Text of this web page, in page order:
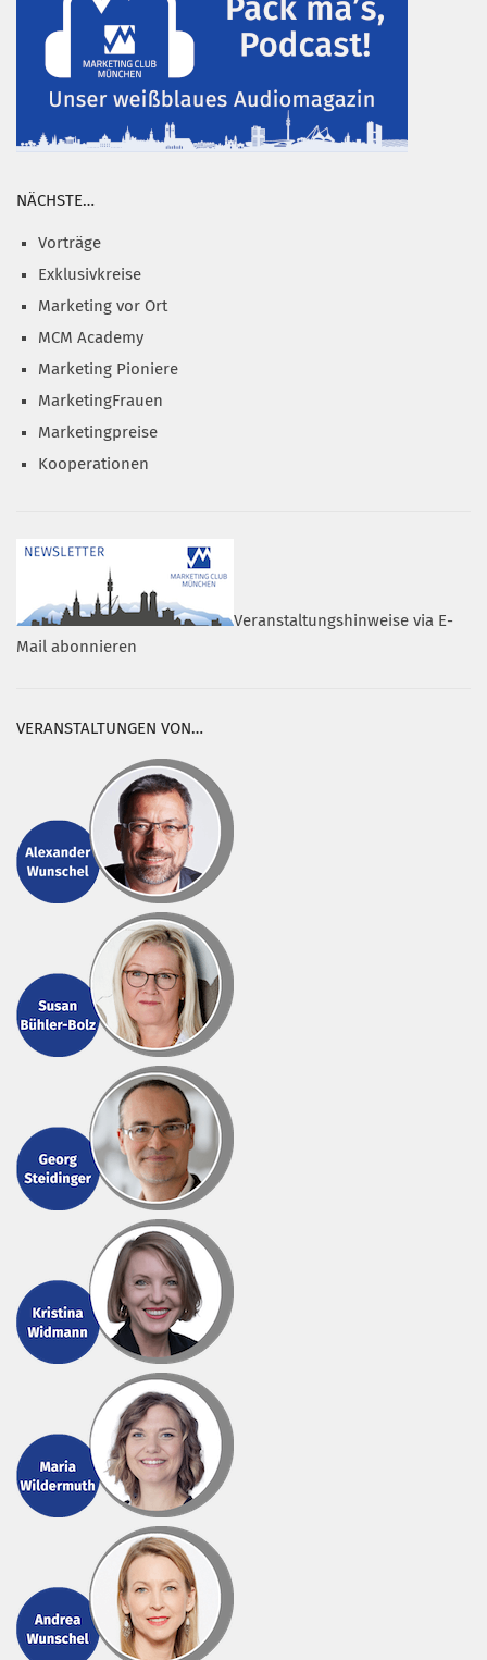
NÄCHSTE…
Vorträge
Exklusivkreise
Marketing vor Ort
MCM Academy
Marketing Pioniere
MarketingFrauen
Marketingpreise
Kooperationen
Veranstaltungshinweise via E-
Mail abonnieren
VERANSTALTUNGEN VON…